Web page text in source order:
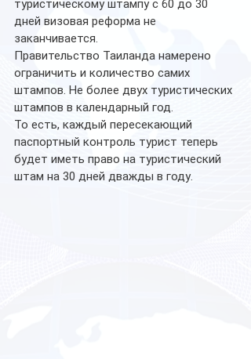
туристическому штампу с 60 до 30
дней визовая реформа не
заканчивается.
Правительство Таиланда намерено
ограничить и количество самих
штампов. Не более двух туристических
штампов в календарный год.
То есть, каждый пересекающий
паспортный контроль турист теперь
будет иметь право на туристический
штам на 30 дней дважды в году.